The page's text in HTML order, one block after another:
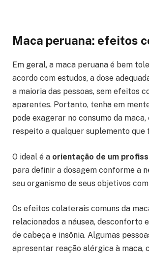
Maca peruana: efeitos
Em geral, a maca peruana é bem
acordo com estudos, a dose
a maioria das pessoas, sem efeitos
aparentes. Portanto, tenha em
pode exagerar no consumo da maca,
respeito a qualquer suplemento que
O ideal é a orientação de um
para definir a dosagem conforme a
seu organismo de seus objetivos
Os efeitos colaterais comuns da
relacionados a náusea, desconforto
de cabeça e insônia. Algumas
apresentar reação alérgica à maca,